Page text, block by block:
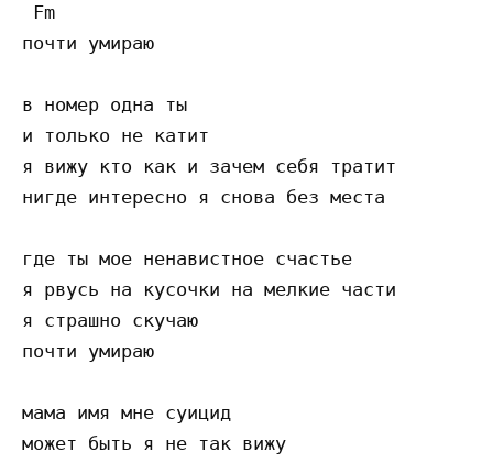
Fm
почти умираю
в номер одна ты
и только не катит
я вижу кто как и зачем себя тратит
нигде интересно я снова без места
где ты мое ненавистное счастье
я рвусь на кусочки на мелкие части
я страшно скучаю
почти умираю
мама имя мне суицид
может быть я не так вижу